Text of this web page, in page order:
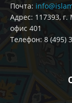
Почта:
Адрес: 117393,
офис 401
Телефон: 8 (495)